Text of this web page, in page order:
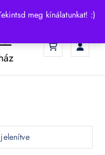
meg kínálatunkat! :)